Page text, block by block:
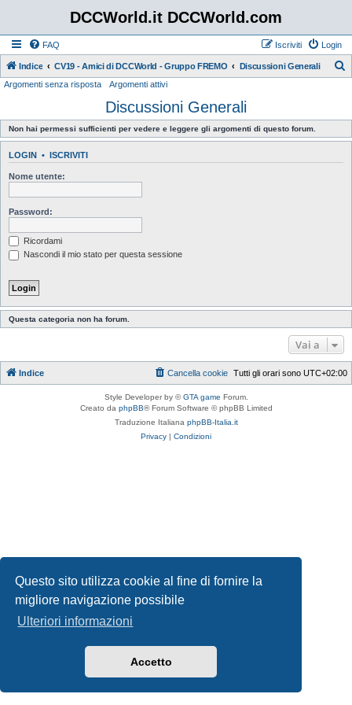
Questo sito utilizza cookie al fine di fornire la
migliore navigazione possibile
Ulteriori informazioni
Accetto
DCCWorld.it DCCWorld.com
FAQ Login
Iscriviti
Indice CV19 - Amici di DCCWorld - Gruppo FREMO Discussioni Generali
c
a
Argomenti senza risposta Argomenti attivi
Discussioni Generali
Non hai permessi sufficienti per vedere e leggere gli argomenti di questo forum.
LOGIN • ISCRIVITI
Nome utente:
Password:
Ricordami
Nascondi il mio stato per questa sessione
Questa categoria non ha forum.
Vai a
Indice Tutti gli orari sono UTC+02:00
Cancella cookie
Style Developer by ©GTA game Forum.
Creato da phpBB® Forum Software © phpBB Limited
Traduzione Italiana phpBB-Italia.it
Privacy | Condizioni